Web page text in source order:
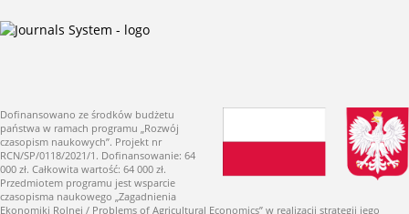
Dofinansowano ze środków budżetu
państwa w ramach programu „Rozwój
czasopism naukowych”. Projekt nr
RCN/SP/0118/2021/1. Dofinansowanie: 64
000 zł. Całkowita wartość: 64 000 zł.
Przedmiotem programu jest wsparcie
czasopisma naukowego „Zagadnienia
Ekonomiki Rolnej / Problems of Agricultural Economics” w realizacji strategii jego